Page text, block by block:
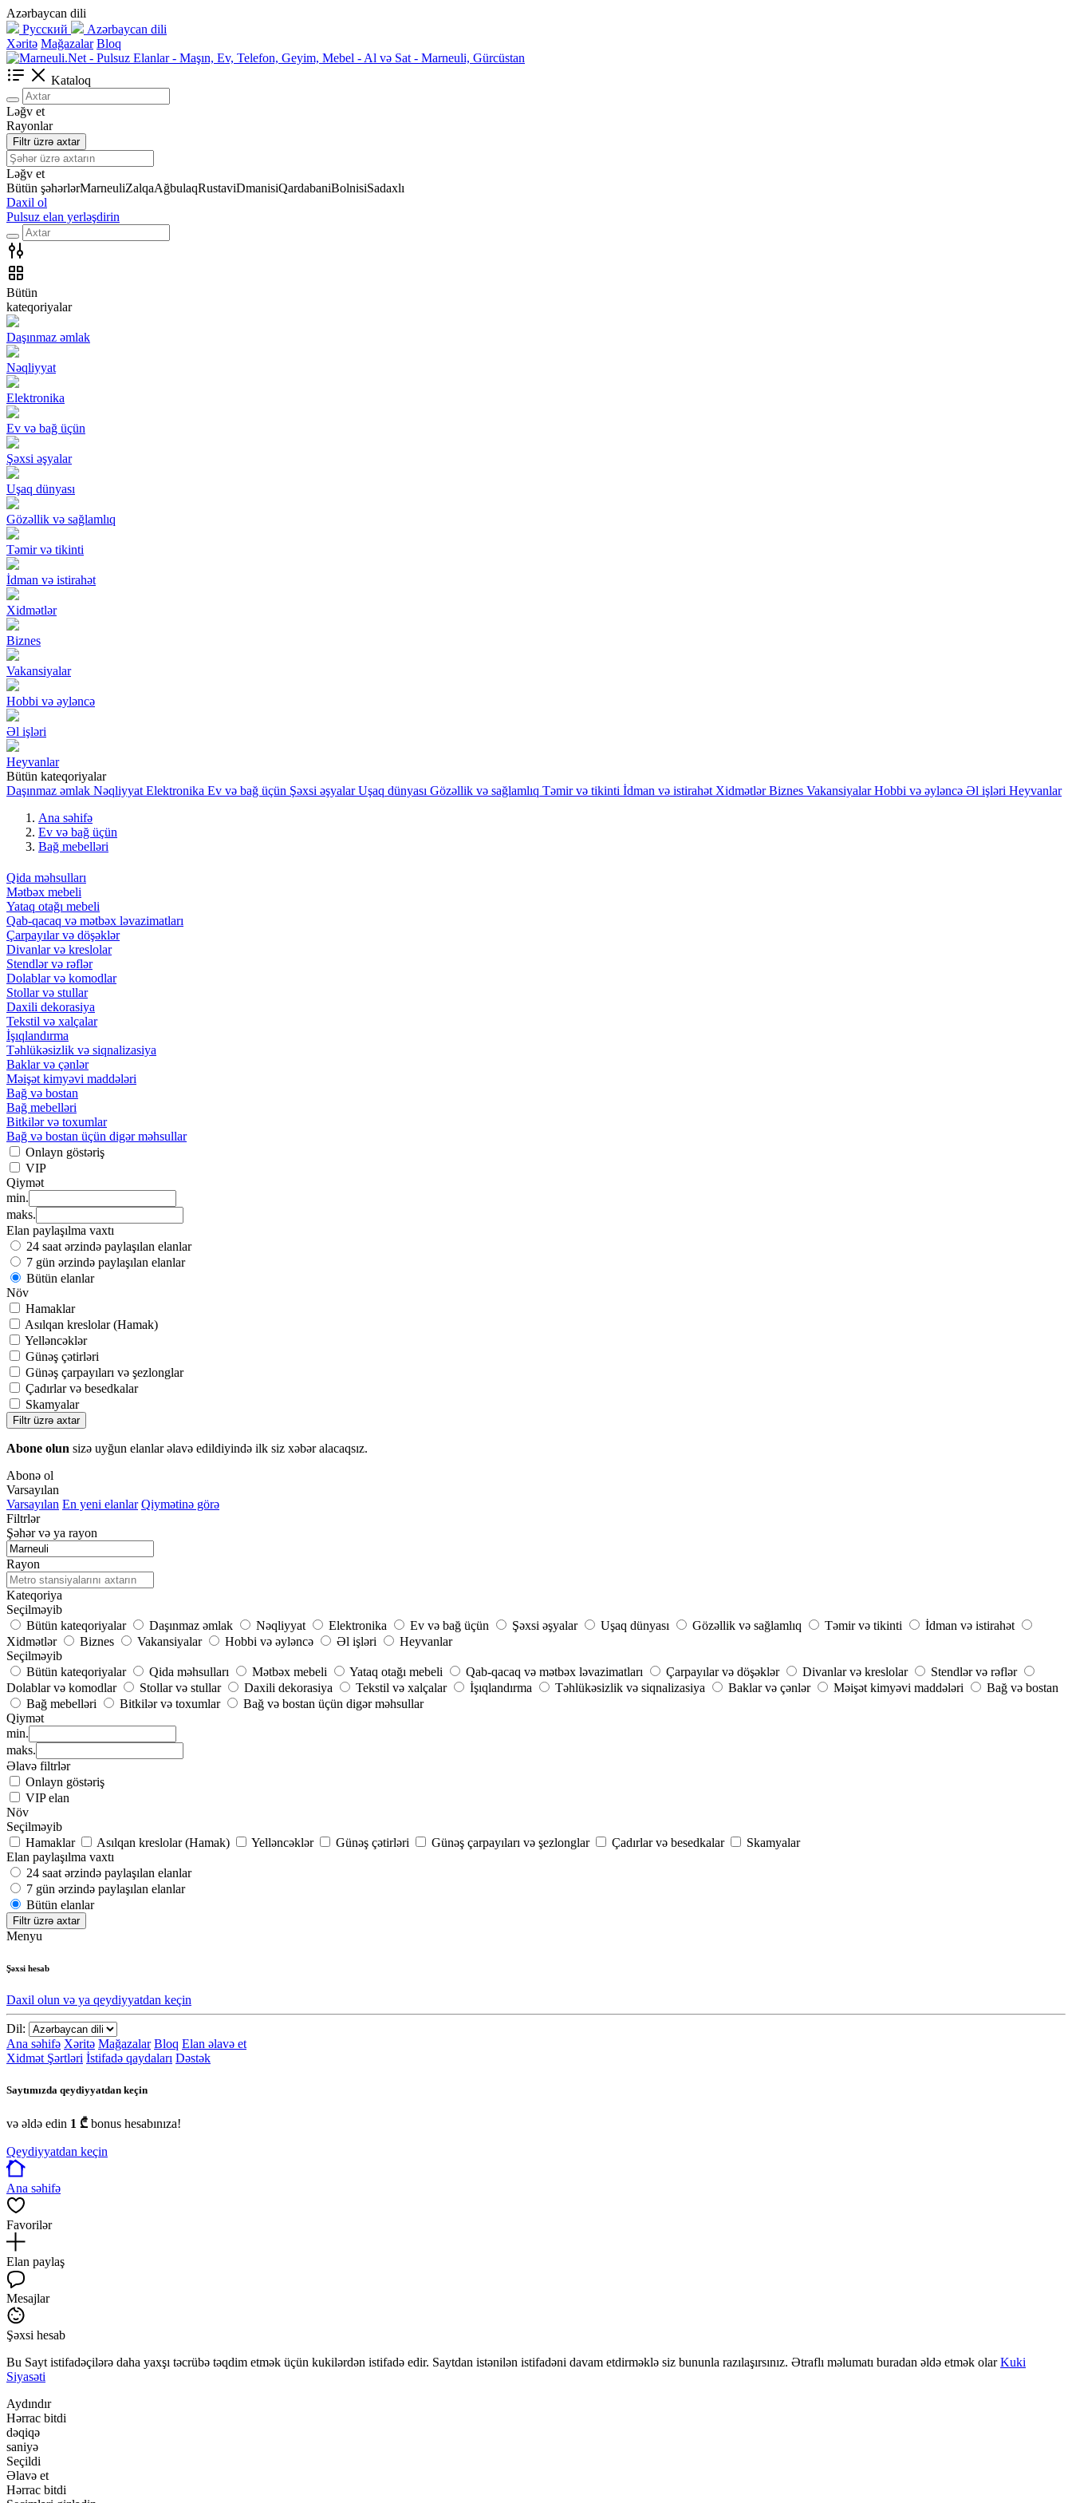
Azərbaycan dili
Русский
Azərbaycan dili
Xəritə Mağazalar Bloq
Kataloq
Ləğv et
Rayonlar
Filtr üzrə axtar
Ləğv et
Bütün şəhərlərMarneuliZalqaAğbulaqRustaviDmanisiQardabaniBolnisiSadaxlı
Daxil ol
Pulsuz elan yerləşdirin
Bütün
kateqoriyalar
Daşınmaz əmlak
Nəqliyyat
Elektronika
Ev və bağ üçün
Şəxsi əşyalar
Uşaq dünyası
Gözəllik və sağlamlıq
Təmir və tikinti
İdman və istirahət
Xidmətlər
Biznes
Vakansiyalar
Hobbi və əyləncə
Əl işləri
Heyvanlar
Bütün kateqoriyalar
Daşınmaz əmlak Nəqliyyat Elektronika Ev və bağ üçün Şəxsi əşyalar Uşaq dünyası Gözəllik və sağlamlıq Təmir və tikinti İdman və istirahət Xidmətlər Biznes Vakansiyalar Hobbi və əyləncə Əl işləri Heyvanlar
Ana səhifə
Ev və bağ üçün
Bağ mebelləri
Qida məhsulları
Mətbəx mebeli
Yataq otağı mebeli
Qab-qacaq və mətbəx ləvazimatları
Çarpayılar və döşəklər
Divanlar və kreslolar
Stendlər və rəflər
Dolablar və komodlar
Stollar və stullar
Daxili dekorasiya
Tekstil və xalçalar
İşıqlandırma
Təhlükəsizlik və siqnalizasiya
Baklar və çənlər
Məişət kimyəvi maddələri
Bağ və bostan
Bağ mebelləri
Bitkilər və toxumlar
Bağ və bostan üçün digər məhsullar
Onlayn göstəriş
VIP
Qiymət
min.
maks.
Elan paylaşılma vaxtı
24 saat ərzində paylaşılan elanlar
7 gün ərzində paylaşılan elanlar
Bütün elanlar
Növ
Hamaklar
Asılqan kreslolar (Hamak)
Yelləncəklər
Günəş çətirləri
Günəş çarpayıları və şezlonglar
Çadırlar və besedkalar
Skamyalar
Filtr üzrə axtar
Abone olun sizə uyğun elanlar əlavə edildiyində ilk siz xəbər alacaqsız.
Abonə ol
Varsayılan
Varsayılan En yeni elanlar Qiymətinə görə
Filtrlər
Şəhər və ya rayon
Rayon
Kateqoriya
Seçilməyib
Bütün kateqoriyalar
Daşınmaz əmlak Nəqliyyat Elektronika Ev və bağ üçün Şəxsi əşyalar Uşaq dünyası Gözəllik və sağlamlıq Təmir və tikinti
İdman və istirahət
Xidmətlər
Biznes Vakansiyalar Hobbi və əyləncə Əl işləri
Heyvanlar
Seçilməyib
Bütün kateqoriyalar
Qida məhsulları Mətbəx mebeli Yataq otağı mebeli Qab-qacaq və mətbəx ləvazimatları Çarpayılar və döşəklər Divanlar və kreslolar
Stendlər və rəflər
Dolablar və komodlar
Stollar və stullar Daxili dekorasiya Tekstil və xalçalar İşıqlandırma Təhlükəsizlik və siqnalizasiya Baklar və çənlər Məişət kimyəvi maddələri
Bağ və bostan
Bağ mebelləri
Bitkilər və toxumlar
Bağ və bostan üçün digər məhsullar
Qiymət
min.
maks.
Əlavə filtrlər
Onlayn göstəriş
VIP elan
Növ
Seçilməyib
Hamaklar
Asılqan kreslolar (Hamak) Yelləncəklər Günəş çətirləri Günəş çarpayıları və şezlonglar Çadırlar və besedkalar
Skamyalar
Elan paylaşılma vaxtı
24 saat ərzində paylaşılan elanlar
7 gün ərzində paylaşılan elanlar
Bütün elanlar
Filtr üzrə axtar
Menyu
Şəxsi hesab
Daxil olun və ya qeydiyyatdan keçin
Dil:
Ana səhifə Xəritə Mağazalar Bloq Elan əlavə et
Xidmət Şərtləri İstifadə qaydaları Dəstək
Saytımızda qeydiyyatdan keçin
və əldə edin 1 ₾ bonus hesabınıza!
Qeydiyyatdan keçin
Ana səhifə
Favorilər
Elan paylaş
Mesajlar
Şəxsi hesab
Bu Sayt istifadəçilərə daha yaxşı təcrübə təqdim etmək üçün kukilərdən istifadə edir. Saytdan istənilən istifadəni davam etdirməklə siz bununla razılaşırsınız. Ətraflı məlumatı buradan əldə etmək olarKuki
Siyasəti
Aydındır
Hərrac bitdi
dəqiqə
saniyə
Seçildi
Əlavə et
Hərrac bitdi